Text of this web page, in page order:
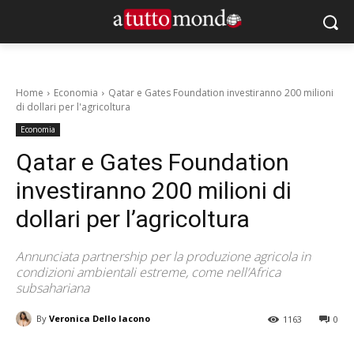
Home Economia
Qatar e Gates Foundation investiranno 200 milioni
di dollari per l'agricoltura
Economia
Qatar e Gates Foundation
investiranno 200 milioni di
dollari per l’agricoltura
Annunciata partnership per la produzione agricola in
condizioni ambientali estreme, come nell’Africa
subsahariana
By Veronica Dello Iacono 0
1163